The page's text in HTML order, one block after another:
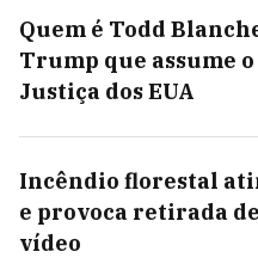
Quem é Todd
Trump que assume
Justiça dos EUA
Incêndio florestal
e provoca retirada
vídeo